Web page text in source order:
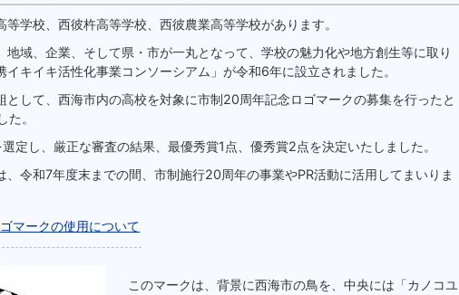
学校、西彼杵高等学校、西彼農業高等学校があります。
地域、企業、そして県・市が一丸となって、学校の魅力化や地方創生等に取り
キイキ活性化事業コンソーシアム」が令和6年に設立されました。
として、西海市内の高校を対象に市制20周年記念ロゴマークの募集を行ったと
。
定し、厳正な審査の結果、最優秀賞1点、優秀賞2点を決定いたしました。
、令和7年度末までの間、市制施行20周年の事業やPR活動に活用してまいりま
マークの使用について
このマークは、背景に西海市の鳥を、中央には「カノコユ